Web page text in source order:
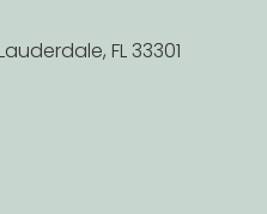
FL 33301